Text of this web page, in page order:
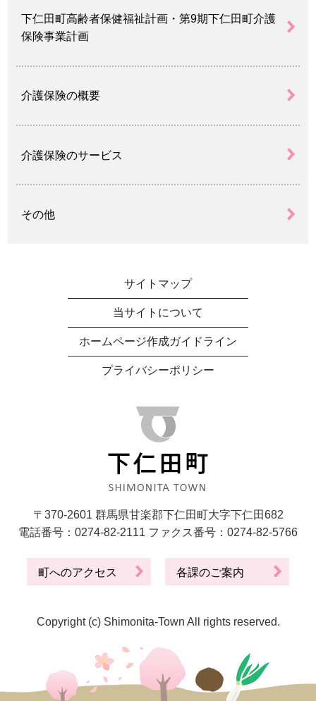
下仁田町高齢者保健福祉計画・第9期下仁田町介護
保険事業計画
介護保険の概要
介護保険のサービス
その他
サイトマップ
当サイトについて
ホームページ作成ガイドライン
プライバシーポリシー
〒370-2601 群馬県甘楽郡下仁田町大字下仁田682
電話番号：0274-82-2111 ファクス番号：0274-82-5766
町へのアクセス 各課のご案内
Copyright (c) Shimonita-Town All rights reserved.